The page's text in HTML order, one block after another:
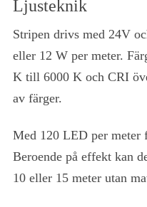
Ljusteknik
Stripen drivs med 24V
eller 12 W per meter.
K till 6000 K och CRI
av färger.
Med 120 LED per meter
Beroende på effekt kan
10 eller 15 meter utan